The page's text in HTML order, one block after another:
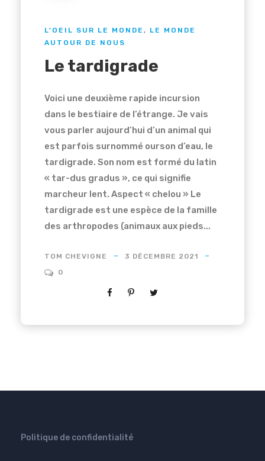
L'OEIL SUR LE MONDE , LE MONDE
AUTOUR DE NOUS
Le tardigrade
Voici une deuxième rapide incursion
dans le bestiaire de l’étrange. Je vais
vous parler aujourd’hui d’un animal qui
est parfois surnommé ourson d’eau, le
tardigrade. Son nom est formé du latin
« tar-dus gradus », ce qui signifie
marcheur lent. Aspect « chelou » Le
tardigrade est une espèce de la famille
des arthropodes (animaux aux pieds...
TOM CHEVIGNE
3 DÉCEMBRE 2021
0
Politique de confidentialité